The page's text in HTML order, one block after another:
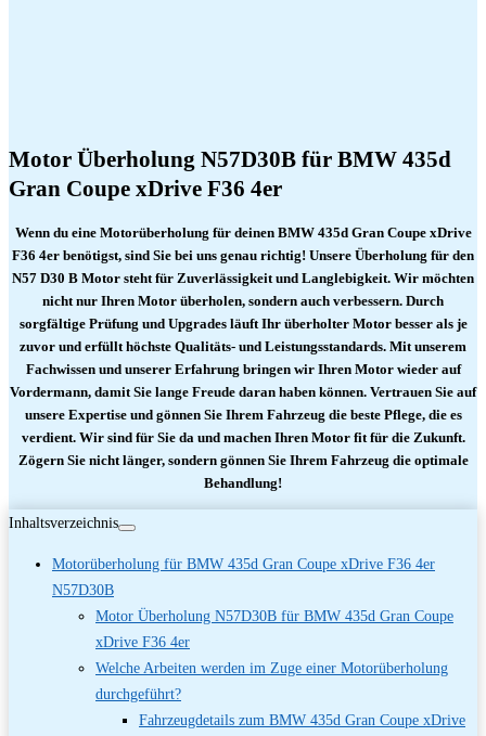
Motor Überholung N57D30B für BMW 435d
Gran Coupe xDrive F36 4er
Wenn du eine Motorüberholung für deinen BMW 435d Gran Coupe xDrive
F36 4er benötigst, sind Sie bei uns genau richtig! Unsere Überholung für den
N57 D30 B Motor steht für Zuverlässigkeit und Langlebigkeit. Wir möchten
nicht nur Ihren Motor überholen, sondern auch verbessern. Durch
sorgfältige Prüfung und Upgrades läuft Ihr überholter Motor besser als je
zuvor und erfüllt höchste Qualitäts- und Leistungsstandards. Mit unserem
Fachwissen und unserer Erfahrung bringen wir Ihren Motor wieder auf
Vordermann, damit Sie lange Freude daran haben können. Vertrauen Sie auf
unsere Expertise und gönnen Sie Ihrem Fahrzeug die beste Pflege, die es
verdient. Wir sind für Sie da und machen Ihren Motor fit für die Zukunft.
Zögern Sie nicht länger, sondern gönnen Sie Ihrem Fahrzeug die optimale
Behandlung!
Inhaltsverzeichnis
Motorüberholung für BMW 435d Gran Coupe xDrive F36 4er
N57D30B
Motor Überholung N57D30B für BMW 435d Gran Coupe
xDrive F36 4er
Welche Arbeiten werden im Zuge einer Motorüberholung
durchgeführt?
Fahrzeugdetails zum BMW 435d Gran Coupe xDrive